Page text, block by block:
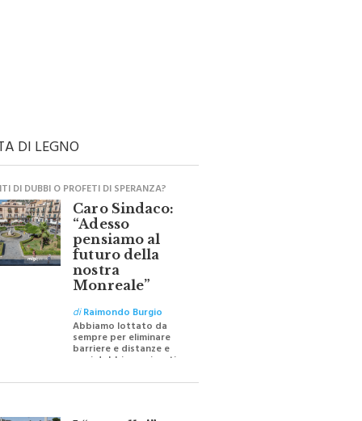
DI LEGNO
DI DUBBI O PROFETI DI SPERANZA?
Caro Sindaco:
“Adesso
pensiamo al
futuro della
nostra
Monreale”
diRaimondo Burgio
Abbiamo lottato da
sempre per eliminare
barriere e distanze e
oggi dobbiamo ripartire